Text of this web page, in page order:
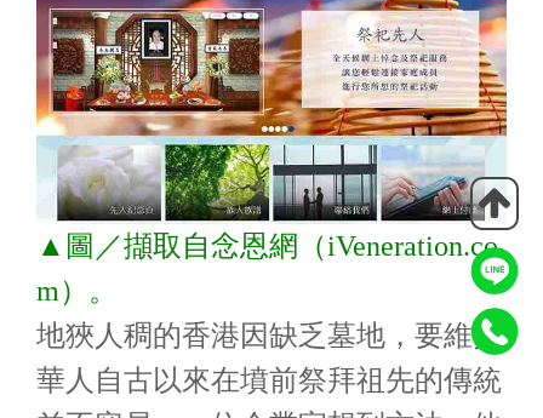
▲ 圖／擷取自念恩網（iVeneration.co
m）。
地狹人稠的香港因缺乏墓地，要維持
華人自古以來在墳前祭拜祖先的傳統